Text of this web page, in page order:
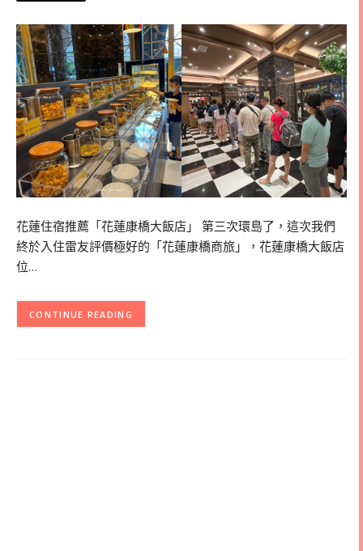
花蓮住宿推薦「花蓮康橋大飯店」 第三次環島了，這次我們
終於入住雷友評價極好的「花蓮康橋商旅」，花蓮康橋大飯店
位…
CONTINUE READING